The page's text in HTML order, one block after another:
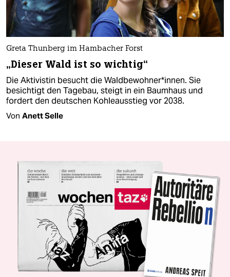
Greta Thunberg im Hambacher Forst
„Dieser Wald ist so wichtig“
Die Aktivistin besucht die Waldbewohner*innen. Sie
besichtigt den Tagebau, steigt in ein Baumhaus und
fordert den deutschen Kohleausstieg vor 2038.
Von Anett Selle